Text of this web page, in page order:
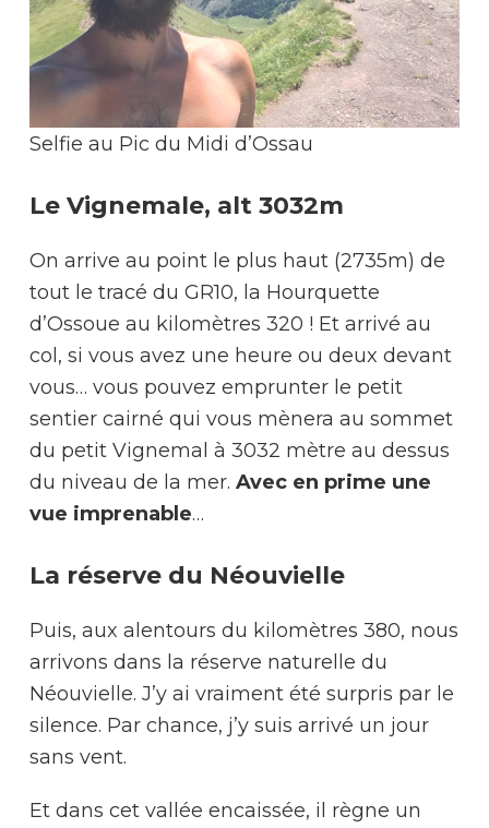
Selfie au Pic du Midi d’Ossau
Le Vignemale, alt 3032m
On arrive au point le plus haut (2735m) de
tout le tracé du GR10, la Hourquette
d’Ossoue au kilomètres 320 ! Et arrivé au
col, si vous avez une heure ou deux devant
vous… vous pouvez emprunter le petit
sentier cairné qui vous mènera au sommet
du petit Vignemal à 3032 mètre au dessus
du niveau de la mer. Avec en prime une
vue imprenable…
La réserve du Néouvielle
Puis, aux alentours du kilomètres 380, nous
arrivons dans la réserve naturelle du
Néouvielle. J’y ai vraiment été surpris par le
silence. Par chance, j’y suis arrivé un jour
sans vent.
Et dans cet vallée encaissée, il règne un